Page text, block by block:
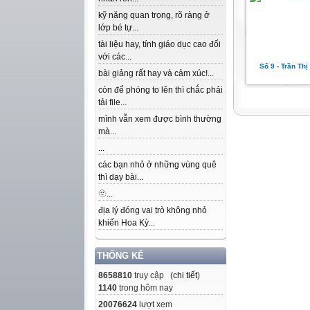
kỹ năng quan trọng, rõ ràng ở
lớp bé tự...
tài liệu hay, tính giáo dục cao đối
với các...
bài giảng rất hay và cảm xúc!...
còn để phóng to lên thì chắc phải
tải file...
mình vẫn xem được bình thường
mà...
...
các bạn nhỏ ở những vùng quê
thì dạy bài...
🫥...
địa lý đóng vai trò không nhỏ
khiến Hoa Kỳ...
THỐNG KÊ
8658810 truy cập (chi tiết)
1140 trong hôm nay
20076624 lượt xem
Số 9 - Trần